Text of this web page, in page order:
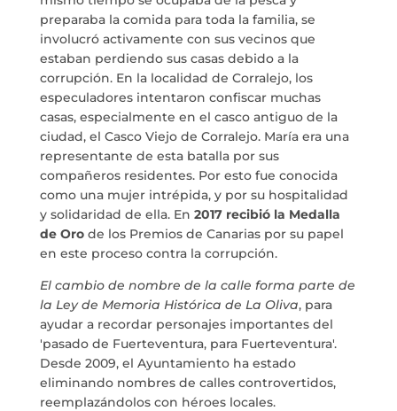
CONTACT
LA NEUROLITERATURA ENTRA
EN NUESTROS OBJETIVOS
porDigital
by Dulce Xerach
info@crowplan.com
922 28 00 28
preparaba la comida para toda la familia, se
involucró activamente con sus vecinos que
estaban perdiendo sus casas debido a la
corrupción. En la localidad de Corralejo, los
especuladores intentaron confiscar muchas
casas, especialmente en el casco antiguo de la
ciudad, el Casco Viejo de Corralejo. María era una
representante de esta batalla por sus
compañeros residentes. Por esto fue conocida
como una mujer intrépida, y por su hospitalidad
y solidaridad de ella. En 2017 recibió la Medalla
de Orode los Premios de Canarias por su papel
en este proceso contra la corrupción.
El cambio de nombre de la calle forma parte de
la Ley de Memoria Histórica de La Oliva, para
ayudar a recordar personajes importantes del
'pasado de Fuerteventura, para Fuerteventura'.
Desde 2009, el Ayuntamiento ha estado
eliminando nombres de calles controvertidos,
reemplazándolos con héroes locales.